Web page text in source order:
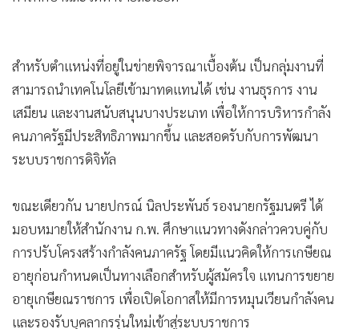
• ญี่ปุ่น
• News1
• Gotomanager
เทคโนโลยีดิจิทัลมาใช้ในการปฏิบัติงาน โดยตั้งเป้าผลักดัน
แนวทางดังกล่าวให้สามารถดำเนินการได้ในปีงบประมาณ 2570
แนวทางที่อยู่ระหว่างการศึกษาครอบคลุมการเปิดโอกาสให้
เข้าร่วมโครงการเกษียณอายุก่อนกำหนดได้โดยสมัครใจ พร้อม
กำหนดมาตรการจูงใจที่เหมาะสม ทั้งนี้ ยังไม่มีการประกาศใช้
หลักเกณฑ์ใหม่อย่างเป็นทางการ และทุกประเด็นยังอยู่ระหว่าง
การศึกษาและจัดทำรายละเอียด